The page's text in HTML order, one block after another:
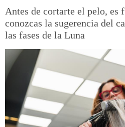
Antes de cortarte el pelo, es
conozcas la sugerencia del
las fases de la Luna